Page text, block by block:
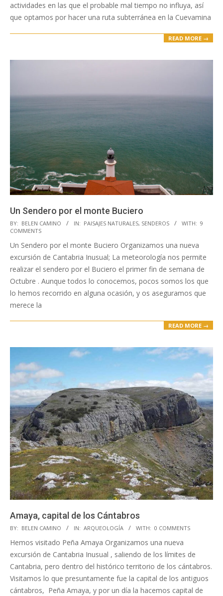
actividades en las que el probable mal tiempo no influya, así
que optamos por hacer una ruta subterránea en la Cuevamina
READ MORE →
Un Sendero por el monte Buciero
2017-
10-
03
BY: BELEN CAMINO IN: PAISAJES NATURALES, SENDEROS WITH: 9
COMMENTS
Un Sendero por el monte Buciero Organizamos una nueva
excursión de Cantabria Inusual; La meteorología nos permite
realizar el sendero por el Buciero el primer fin de semana de
Octubre . Aunque todos lo conocemos, pocos somos los que
lo hemos recorrido en alguna ocasión, y os aseguramos que
merece la
READ MORE →
Amaya, capital de los Cántabros
2017-
09-
14
BY: BELEN CAMINO IN: ARQUEOLOGÍA WITH: 0 COMMENTS
Hemos visitado Peña Amaya Organizamos una nueva
excursión de Cantabria Inusual , saliendo de los límites de
Cantabria, pero dentro del histórico territorio de los cántabros.
Visitamos lo que presuntamente fue la capital de los antiguos
cántabros, Peña Amaya, y por un día la hacemos capital de